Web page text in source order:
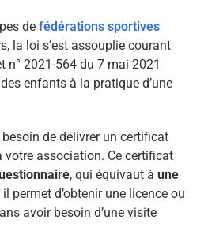
de fédérations sportives
la loi s’est assouplie courant
n° 2021-564 du 7 mai 2021
enfants à la pratique d’une
besoin de délivrer un certificat
votre association. Ce certificat
, qui équivaut à une
permet d’obtenir une licence ou
avoir besoin d’une visite